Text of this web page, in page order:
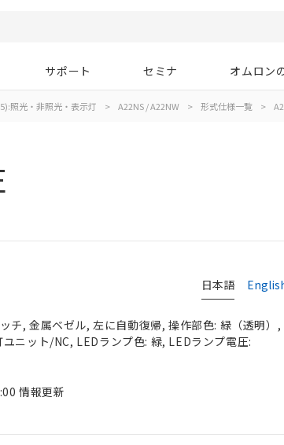
サポート セミナ オムロン
照光・非照光・表示灯 > A22NS / A22NW > 形式仕様一覧 >
日本語
チ, 金属ベゼル, 左に自動復帰, 操作部色: 緑（透明）
ニット/NC, LEDランプ色: 緑, LEDランプ電圧:
情報更新